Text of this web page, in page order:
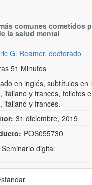
comunes cometidos
la salud mental
G. Reamer, doctorado
51 Minutos
en inglés, subtítulos en
italiano y francés, folletos
italiano y francés.
31 diciembre, 2019
POS055730
Seminario digital
por precio